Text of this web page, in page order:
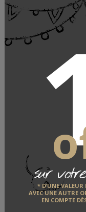
sur
* D’UNE
AVEC UNE AUTRE
EN COMPTE
LE